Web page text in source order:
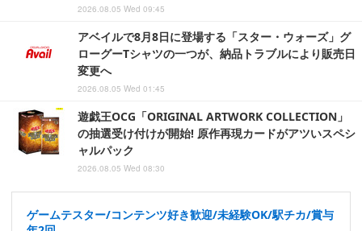
2026.08.05 Wed 09:45
アベイルで8月8日に登場する「スター・ウォーズ」グ
ローグーTシャツの一つが、納品トラブルにより販売日
変更へ
2026.08.05 Wed 01:45
遊戯王OCG「ORIGINAL ARTWORK COLLECTION」
の抽選受け付けが開始! 原作再現カードがアツいスペシ
ャルパック
2026.08.05 Wed 08:30
ゲームテスター/コンテンツ好き歓迎/未経験OK/駅チカ/賞与